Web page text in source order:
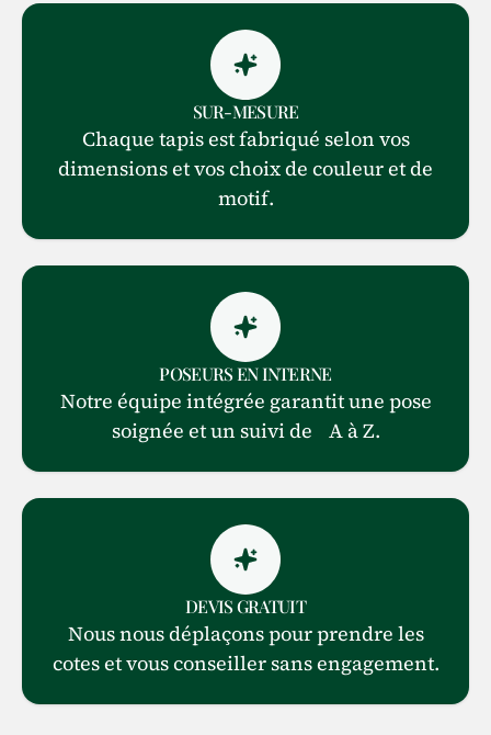
SUR-MESURE
Chaque tapis est fabriqué selon vos
dimensions et vos choix de couleur et de
motif.
POSEURS EN INTERNE
Notre équipe intégrée garantit une pose
soignée et un suivi de A à Z.
DEVIS GRATUIT
Nous nous déplaçons pour prendre les
cotes et vous conseiller sans engagement.